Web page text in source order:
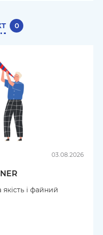
0
03.08.2026
і файний